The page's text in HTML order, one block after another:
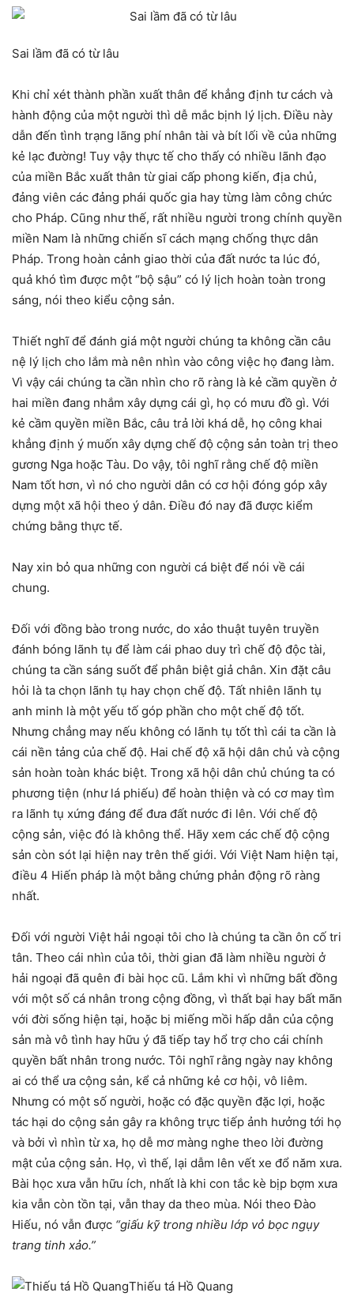
Sai lầm đã có từ lâu
Khi chỉ xét thành phần xuất thân để khẳng định tư cách và
hành động của một người thì dễ mắc bịnh lý lịch. Điều này
dẫn đến tình trạng lãng phí nhân tài và bít lối về của những
kẻ lạc đường! Tuy vậy thực tế cho thấy có nhiều lãnh đạo
của miền Bắc xuất thân từ giai cấp phong kiến, địa chủ,
đảng viên các đảng phái quốc gia hay từng làm công chức
cho Pháp. Cũng như thế, rất nhiều người trong chính quyền
miền Nam là những chiến sĩ cách mạng chống thực dân
Pháp. Trong hoàn cảnh giao thời của đất nước ta lúc đó,
quả khó tìm được một “bộ sậu” có lý lịch hoàn toàn trong
sáng, nói theo kiểu cộng sản.
Thiết nghĩ để đánh giá một người chúng ta không cần câu
nệ lý lịch cho lắm mà nên nhìn vào công việc họ đang làm.
Vì vậy cái chúng ta cần nhìn cho rõ ràng là kẻ cầm quyền ở
hai miền đang nhắm xây dựng cái gì, họ có mưu đồ gì. Với
kẻ cầm quyền miền Bắc, câu trả lời khá dễ, họ công khai
khẳng định ý muốn xây dựng chế độ cộng sản toàn trị theo
gương Nga hoặc Tàu. Do vậy, tôi nghĩ rằng chế độ miền
Nam tốt hơn, vì nó cho người dân có cơ hội đóng góp xây
dựng một xã hội theo ý dân. Điều đó nay đã được kiểm
chứng bằng thực tế.
Nay xin bỏ qua những con người cá biệt để nói về cái
chung.
Đối với đồng bào trong nước, do xảo thuật tuyên truyền
đánh bóng lãnh tụ để làm cái phao duy trì chế độ độc tài,
chúng ta cần sáng suốt để phân biệt giả chân. Xin đặt câu
hỏi là ta chọn lãnh tụ hay chọn chế độ. Tất nhiên lãnh tụ
anh minh là một yếu tố góp phần cho một chế độ tốt.
Nhưng chẳng may nếu không có lãnh tụ tốt thì cái ta cần là
cái nền tảng của chế độ. Hai chế độ xã hội dân chủ và cộng
sản hoàn toàn khác biệt. Trong xã hội dân chủ chúng ta có
phương tiện (như lá phiếu) để hoàn thiện và có cơ may tìm
ra lãnh tụ xứng đáng để đưa đất nước đi lên. Với chế độ
cộng sản, việc đó là không thể. Hãy xem các chế độ cộng
sản còn sót lại hiện nay trên thế giới. Với Việt Nam hiện tại,
điều 4 Hiến pháp là một bằng chứng phản động rõ ràng
nhất.
Đối với người Việt hải ngoại tôi cho là chúng ta cần ôn cố tri
tân. Theo cái nhìn của tôi, thời gian đã làm nhiều người ở
hải ngoại đã quên đi bài học cũ. Lắm khi vì những bất đồng
với một số cá nhân trong cộng đồng, vì thất bại hay bất mãn
với đời sống hiện tại, hoặc bị miếng mồi hấp dẫn của cộng
sản mà vô tình hay hữu ý đã tiếp tay hổ trợ cho cái chính
quyền bất nhân trong nước. Tôi nghĩ rằng ngày nay không
ai có thể ưa cộng sản, kể cả những kẻ cơ hội, vô liêm.
Nhưng có một số người, hoặc có đặc quyền đặc lợi, hoặc
tác hại do cộng sản gây ra không trực tiếp ảnh hưởng tới họ
và bởi vì nhìn từ xa, họ dễ mơ màng nghe theo lời đường
mật của cộng sản. Họ, vì thế, lại dẫm lên vết xe đổ năm xưa.
Bài học xưa vẫn hữu ích, nhất là khi con tắc kè bịp bợm xưa
kia vẫn còn tồn tại, vẫn thay da theo mùa. Nói theo Đào
Hiếu, nó vẫn được “giấu kỹ trong nhiều lớp vỏ bọc ngụy
trang tinh xảo.”
Thiếu tá Hồ Quang